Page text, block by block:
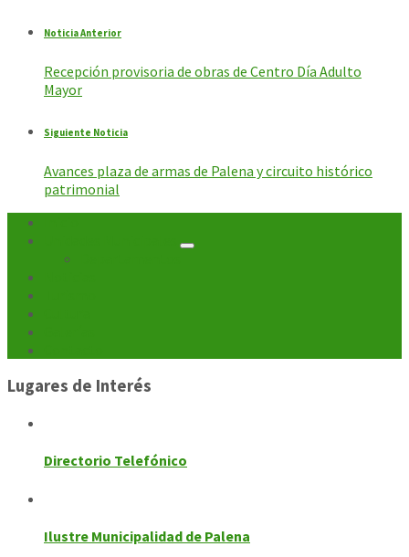
Noticia Anterior
Recepción provisoria de obras de Centro Día Adulto
Mayor
Siguiente Noticia
Avances plaza de armas de Palena y circuito histórico
patrimonial
Lugares de Interés
Directorio Telefónico
Ilustre Municipalidad de Palena